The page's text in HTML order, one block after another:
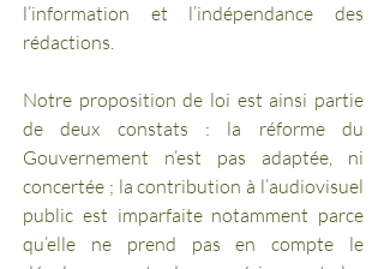
l’information et l’indépendance des
rédactions.
Notre proposition de loi est ainsi partie
de deux constats : la réforme du
Gouvernement n’est pas adaptée, ni
concertée ; la contribution à l’audiovisuel
public est imparfaite notamment parce
qu’elle ne prend pas en compte le